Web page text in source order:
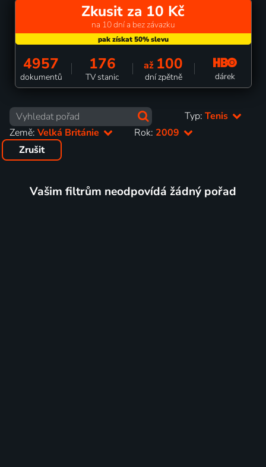
Zkusit za 10 Kč
na 10 dní a bez závazku
4957
dokumentů
176
TV stanic
až 100
dní zpětně dárek
Typ: Tenis
Země: Velká Británie Rok: 2009
Zrušit
Vašim filtrům neodpovídá žádný pořad